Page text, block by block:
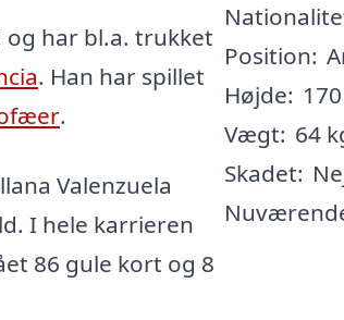
har bl.a. trukket
. Han har spillet
.
Valenzuela
I hele karrieren
86 gule kort og 8
Position:
Højde:
Vægt: 64
Skadet: